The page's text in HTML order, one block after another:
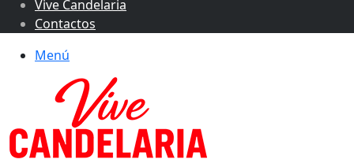
Vive Candelaria
Contactos
Menú